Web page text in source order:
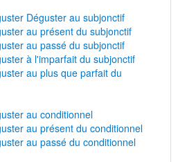
Déguster au subjonctif
au présent du subjonctif
au passé du subjonctif
à l'imparfait du subjonctif
au plus que parfait du
au conditionnel
au présent du conditionnel
au passé du conditionnel